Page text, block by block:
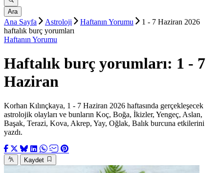
Ara
Ana Sayfa Astroloji Haftanın Yorumu
1 - 7 Haziran 2026
haftalık burç yorumları
Haftanın Yorumu
Haftalık burç yorumları: 1 - 7
Haziran
Korhan Kılınçkaya, 1 - 7 Haziran 2026 haftasında gerçekleşecek
astrolojik olayları ve bunların Koç, Boğa, İkizler, Yengeç, Aslan,
Başak, Terazi, Kova, Akrep, Yay, Oğlak, Balık burcuna etkilerini
yazdı.
Kaydet